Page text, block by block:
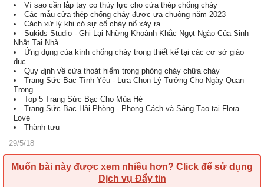
Vì sao cần lắp tay co thủy lực cho cửa thép chống cháy
Các mẫu cửa thép chống cháy được ưa chuộng năm 2023
Cách xử lý khi có sự cố cháy nổ xảy ra
Sukids Studio - Ghi Lại Những Khoảnh Khắc Ngọt Ngào Của Sinh
Nhật Tại Nhà
Ứng dụng của kính chống cháy trong thiết kế tại các cơ sở giáo
dục
Quy định về cửa thoát hiểm trong phòng cháy chữa cháy
Trang Sức Bạc Tình Yêu - Lựa Chọn Lý Tưởng Cho Ngày Quan
Trọng
Top 5 Trang Sức Bạc Cho Mùa Hè
Trang Sức Bạc Hải Phòng - Phong Cách và Sáng Tạo tại Flora
Love
Thành tựu
29/5/18
Muốn bài này được xem nhiều hơn? Click để sử dụng
Dịch vụ Đẩy tin